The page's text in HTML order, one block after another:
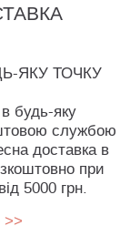
ЯКУ ТОЧКУ
будь-яку
службою
доставка в
при
5000 грн.
>>